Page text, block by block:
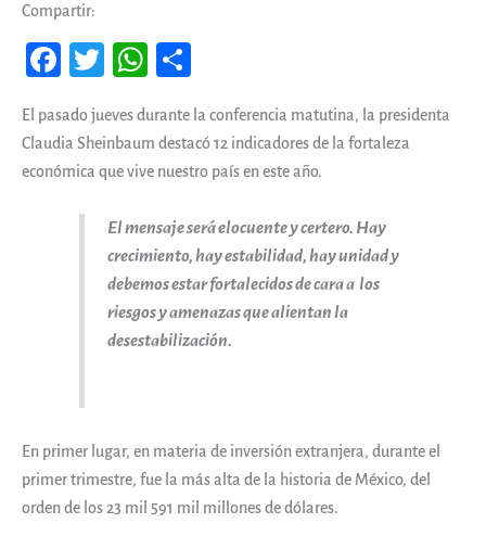
Compartir:
Fa
b
oo
T
tt
er
W
ts
A
pa
rti
El pasado jueves durante la conferencia matutina, la presidenta
Claudia Sheinbaum destacó 12 indicadores de la fortaleza
económica que vive nuestro país en este año.
El mensaje será elocuente y certero. Hay
crecimiento, hay estabilidad, hay unidad y
debemos estar fortalecidos de cara a los
riesgos y amenazas que alientan la
desestabilización.
En primer lugar, en materia de inversión extranjera, durante el
primer trimestre, fue la más alta de la historia de México, del
orden de los 23 mil 591 mil millones de dólares.